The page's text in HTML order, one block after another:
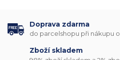
Doprava zdarma
do parcelshopu při nákupu
Zboží skladem